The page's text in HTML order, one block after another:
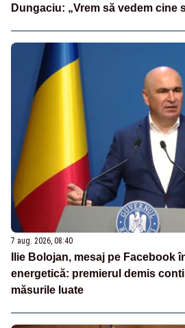
Dungaciu: „Vrem să vedem cine
7 aug. 2026, 08:40
Ilie Bolojan, mesaj pe Facebook
energetică: premierul demis
măsurile luate